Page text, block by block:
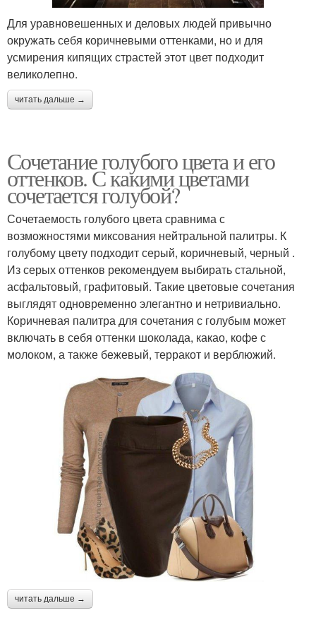
Для уравновешенных и деловых людей привычно
окружать себя коричневыми оттенками, но и для
усмирения кипящих страстей этот цвет подходит
великолепно.
читать дальше →
Сочетание голубого цвета и его
оттенков. С какими цветами
сочетается голубой?
Сочетаемость голубого цвета сравнима с
возможностями миксования нейтральной палитры. К
голубому цвету подходит серый, коричневый, черный .
Из серых оттенков рекомендуем выбирать стальной,
асфальтовый, графитовый. Такие цветовые сочетания
выглядят одновременно элегантно и нетривиально.
Коричневая палитра для сочетания с голубым может
включать в себя оттенки шоколада, какао, кофе с
молоком, а также бежевый, терракот и верблюжий.
читать дальше →